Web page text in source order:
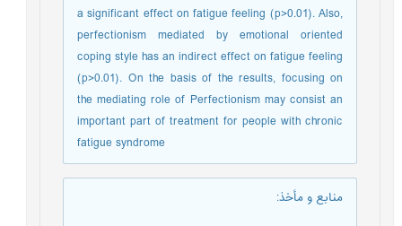
a significant effect on fatigue feeling (p>0.01). Also,
perfectionism mediated by emotional oriented
coping style has an indirect effect on fatigue feeling
(p>0.01). On the basis of the results, focusing on
the mediating role of Perfectionism may consist an
important part of treatment for people with chronic
fatigue syndrome
منابع و مأخذ: